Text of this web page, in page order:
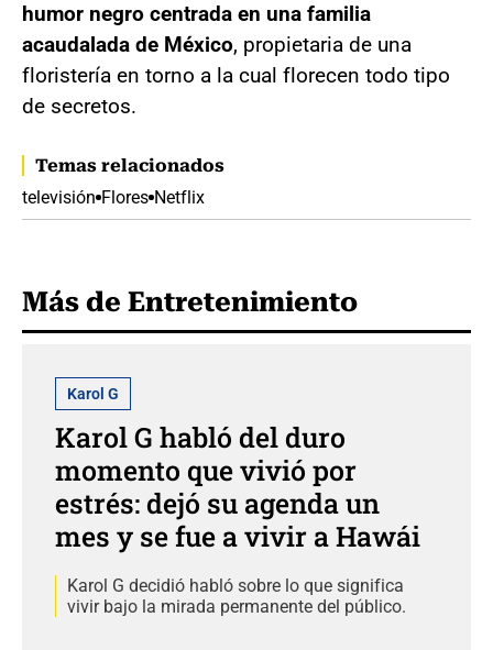
humor negro centrada en una familia
acaudalada de México, propietaria de una
floristería en torno a la cual florecen todo tipo
de secretos.
Temas relacionados
televisión Flores Netflix
Más de Entretenimiento
Karol G
Karol G habló del duro
momento que vivió por
estrés: dejó su agenda un
mes y se fue a vivir a Hawái
Karol G decidió habló sobre lo que significa
vivir bajo la mirada permanente del público.